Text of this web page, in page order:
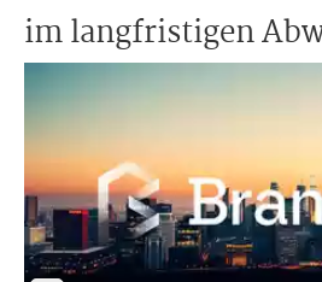
im langfristigen